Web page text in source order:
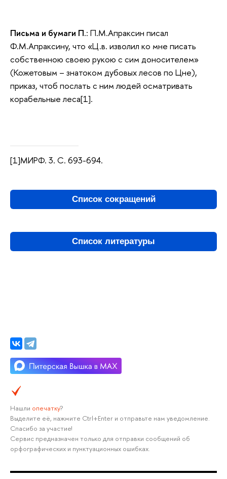
Письма и бумаги П.: П.М.Апраксин писал
Ф.М.Апраксину, что «Ц.в. изволил ко мне писать
собственною своею рукою с сим доносителем»
(Кожетовым – знатоком дубовых лесов по Цне),
приказ, чтоб послать с ним людей осматривать
корабельные леса[1].
[1]МИРФ. 3. С. 693-694.
Список сокращений
Список литературы
Нашли опечатку?
Выделите её, нажмите Ctrl+Enter и отправьте нам уведомление.
Спасибо за участие!
Сервис предназначен только для отправки сообщений об
орфографических и пунктуационных ошибках.